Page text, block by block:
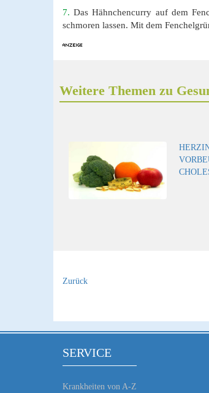
7. Das Hähnchencurry auf dem
schmoren lassen. Mit dem
Weitere Themen zu
Zurück
SERVICE
Krankheiten von A-Z